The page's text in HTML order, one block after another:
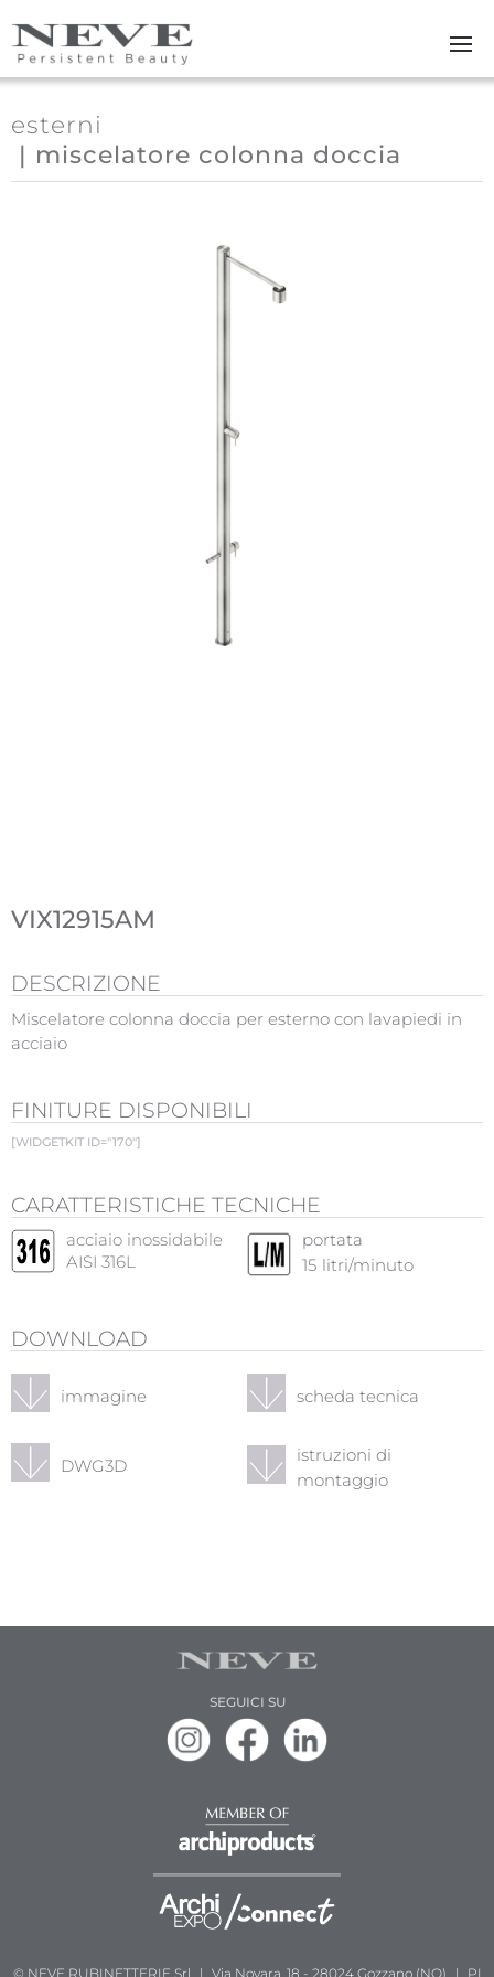
Skip to main content
esterni
| miscelatore colonna doccia
VIX12915AM
DESCRIZIONE
Miscelatore colonna doccia per esterno con lavapiedi in
acciaio
FINITURE DISPONIBILI
[WIDGETKIT ID="170"]
CARATTERISTICHE TECNICHE
acciaio inossidabile
AISI 316L
portata
15 litri/minuto
DOWNLOAD
immagine scheda tecnica
DWG3D
istruzioni di
montaggio
SEGUICI SU
© NEVE RUBINETTERIE Srl | Via Novara, 18 - 28024 Gozzano (NO) | PI